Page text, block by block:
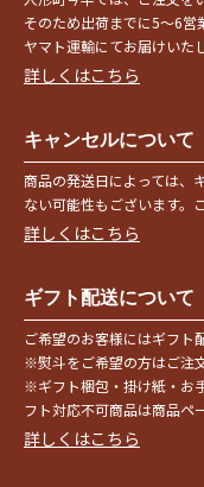
そのため出荷までに5〜6営
ヤマト運輸にてお届けいた
詳しくはこちら
キャンセルについて
商品の発送日によっては、
ない可能性もございます。
詳しくはこちら
ギフト配送について
ご希望のお客様にはギフト
※熨斗をご希望の方はご注
※ギフト梱包・掛け紙・お
フト対応不可商品は商品ペ
詳しくはこちら